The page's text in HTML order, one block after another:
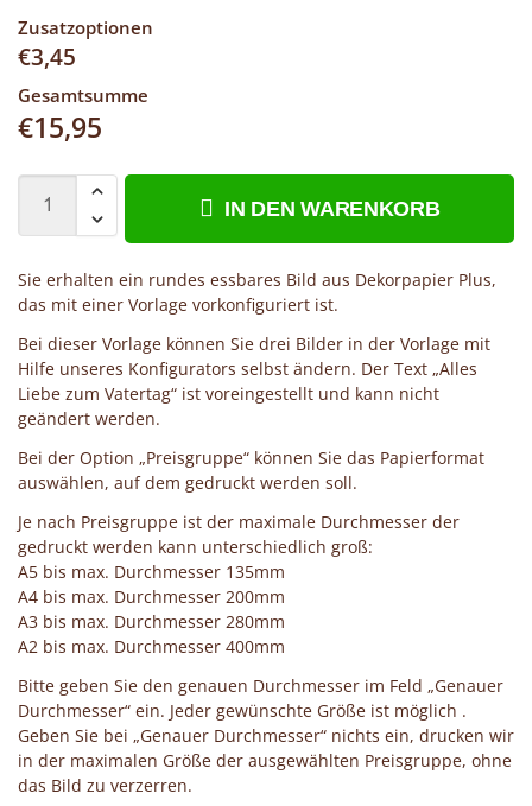
Zusatzoptionen
€3,45
Gesamtsumme
€15,95
IN DEN WARENKORB
Sie erhalten ein rundes essbares Bild aus Dekorpapier Plus,
das mit einer Vorlage vorkonfiguriert ist.
Bei dieser Vorlage können Sie drei Bilder in der Vorlage mit
Hilfe unseres Konfigurators selbst ändern. Der Text „Alles
Liebe zum Vatertag“ ist voreingestellt und kann nicht
geändert werden.
Bei der Option „Preisgruppe“ können Sie das Papierformat
auswählen, auf dem gedruckt werden soll.
Je nach Preisgruppe ist der maximale Durchmesser der
gedruckt werden kann unterschiedlich groß:
A5 bis max. Durchmesser 135mm
A4 bis max. Durchmesser 200mm
A3 bis max. Durchmesser 280mm
A2 bis max. Durchmesser 400mm
Bitte geben Sie den genauen Durchmesser im Feld „Genauer
Durchmesser“ ein. Jeder gewünschte Größe ist möglich .
Geben Sie bei „Genauer Durchmesser“ nichts ein, drucken wir
in der maximalen Größe der ausgewählten Preisgruppe, ohne
das Bild zu verzerren.